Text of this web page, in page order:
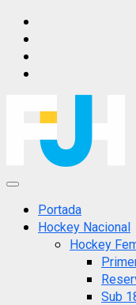
Saltar
contenido
Menú
principalPortada
Hockey Nacional
Hockey
Sub